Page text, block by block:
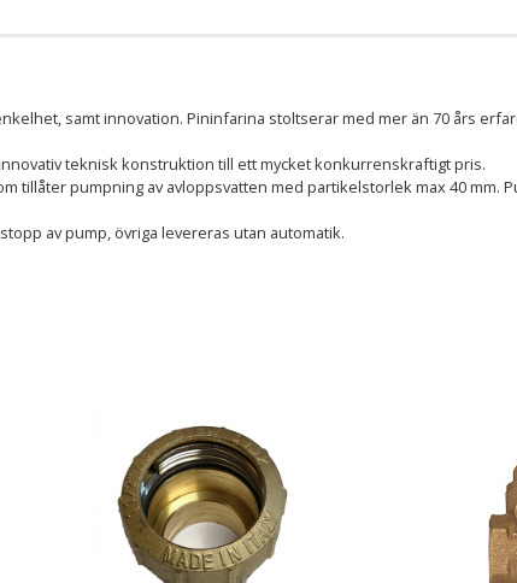
samt innovation. Pininfarina stoltserar med mer än 70 års
teknisk konstruktion till ett mycket konkurrenskraftigt pris.
tillåter pumpning av avloppsvatten med partikelstorlek max 40 mm.
av pump, övriga levereras utan automatik.